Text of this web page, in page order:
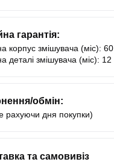
гарантія:
корпус змішувача (міс): 60
деталі змішувача (міс): 12
обмін:
рахуючи дня покупки)
та самовивіз